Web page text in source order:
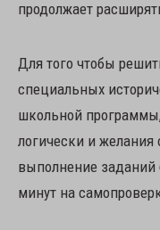
продолжает
Для того чтобы
специальных
школьной
логически и
выполнение заданий
минут на